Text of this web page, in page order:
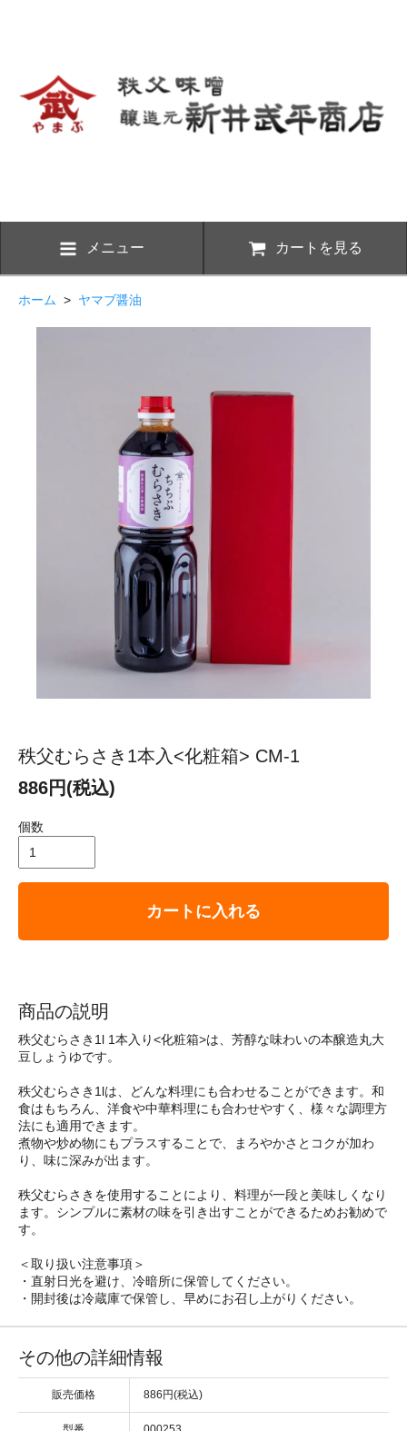
メニュー カートを見る
ホーム > ヤマブ醤油
秩父むらさき1本入<化粧箱> CM-1
886円(税込)
個数
カートに入れる
商品の説明
秩父むらさき1l 1本入り<化粧箱>は、芳醇な味わいの本醸造丸大
豆しょうゆです。
秩父むらさき1lは、どんな料理にも合わせることができます。和
食はもちろん、洋食や中華料理にも合わせやすく、様々な調理方
法にも適用できます。
煮物や炒め物にもプラスすることで、まろやかさとコクが加わ
り、味に深みが出ます。
秩父むらさきを使用することにより、料理が一段と美味しくなり
ます。シンプルに素材の味を引き出すことができるためお勧めで
す。
＜取り扱い注意事項＞
・直射日光を避け、冷暗所に保管してください。
・開封後は冷蔵庫で保管し、早めにお召し上がりください。
その他の詳細情報
販売価格 886円(税込)